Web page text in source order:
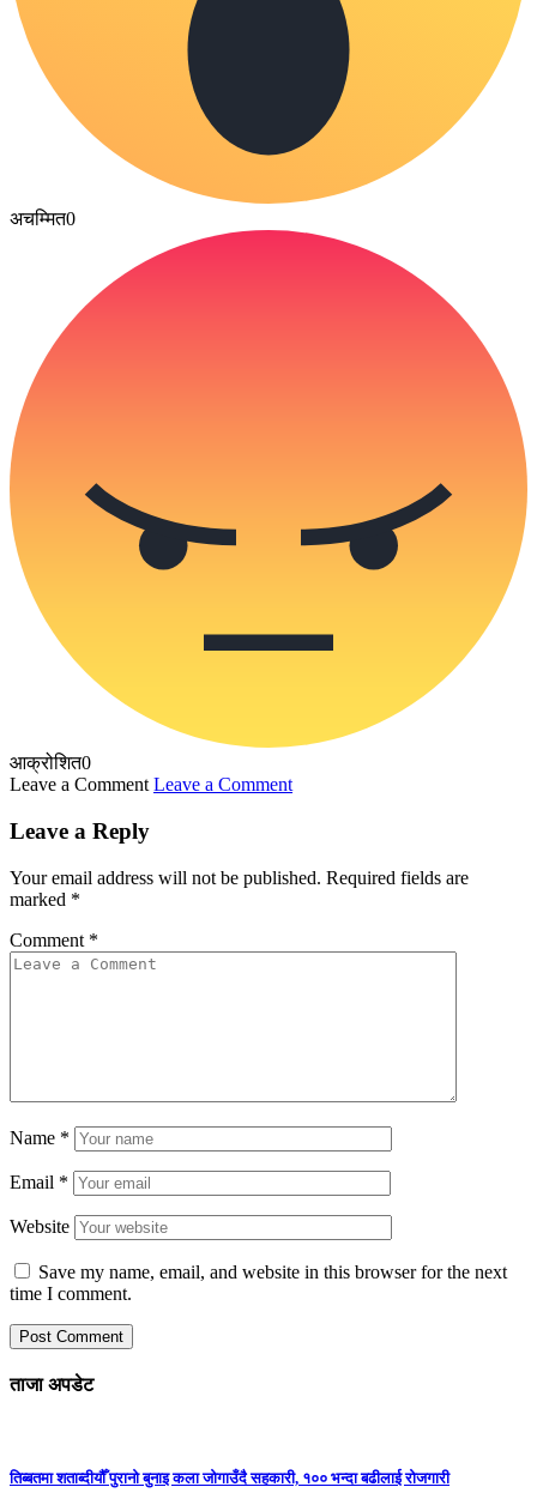
अचम्मित0
आक्रोशित0
Leave a Comment Leave a Comment
Leave a Reply
Your email address will not be published. Required fields are
marked *
Comment *
Name *
Email *
Website
Save my name, email, and website in this browser for the next
time I comment.
ताजा अपडेट
तिब्बतमा शताब्दीयौँ पुरानो बुनाइ कला जोगाउँदै सहकारी, १०० भन्दा बढीलाई रोजगारी